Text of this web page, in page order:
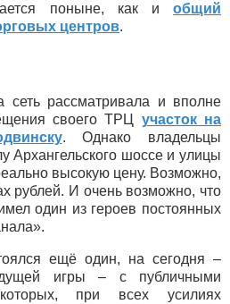
поныне, как и общий
центров.
сеть рассматривала и вполне
своего ТРЦ участок на
. Однако владельцы
Архангельского шоссе и улицы
высокую цену. Возможно,
рублей. И очень возможно, что
один из героев постоянных
ещё один, на сегодня –
игры – с публичными
при всех усилиях